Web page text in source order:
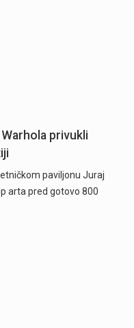
privukli
paviljonu Juraj
arta pred gotovo 800